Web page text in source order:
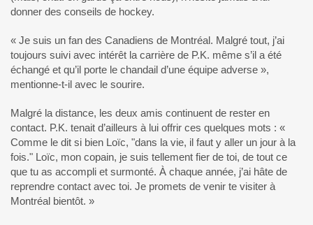
donner des conseils de hockey.
« Je suis un fan des Canadiens de Montréal. Malgré tout, j’ai
toujours suivi avec intérêt la carrière de P.K. même s’il a été
échangé et qu’il porte le chandail d’une équipe adverse »,
mentionne-t-il avec le sourire.
Malgré la distance, les deux amis continuent de rester en
contact. P.K. tenait d’ailleurs à lui offrir ces quelques mots : «
Comme le dit si bien Loïc, "dans la vie, il faut y aller un jour à la
fois." Loïc, mon copain, je suis tellement fier de toi, de tout ce
que tu as accompli et surmonté. À chaque année, j’ai hâte de
reprendre contact avec toi. Je promets de venir te visiter à
Montréal bientôt. »